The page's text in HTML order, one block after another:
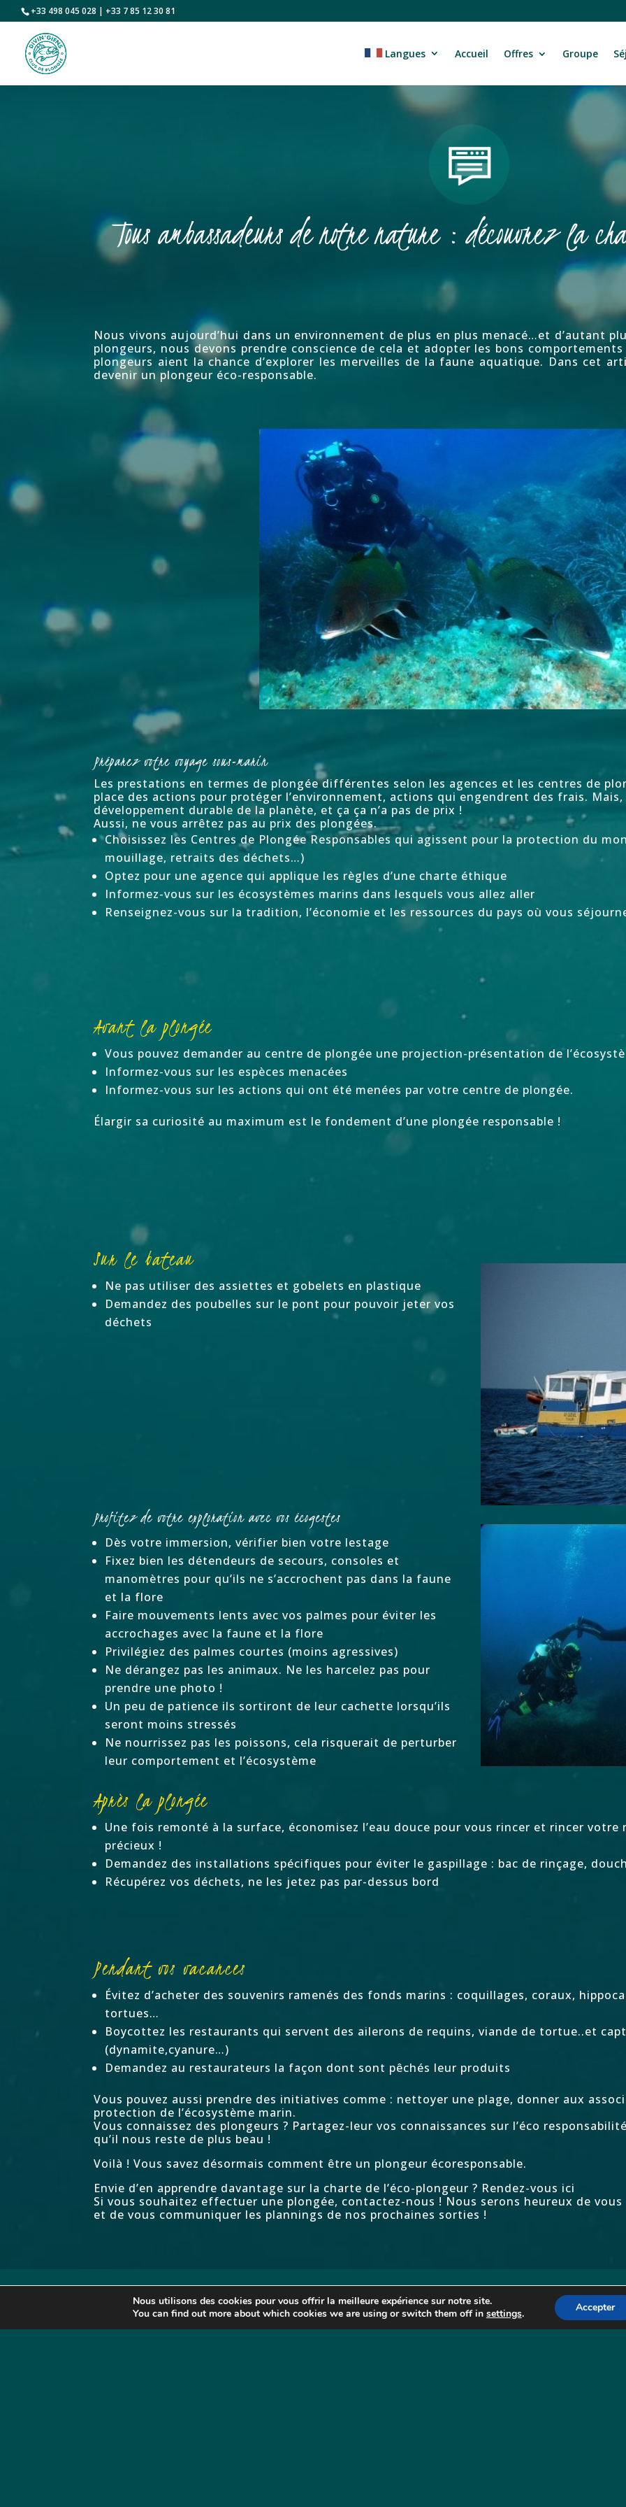
+33 498 045 028 | +33 7 85 12 30 81
Langues Accueil Offres Groupe
Tous ambassadeurs de notre nature : découvrez la
Nous vivons aujourd’hui dans un environnement de plus en plus menacé…et d’autant
plongeurs, nous devons prendre conscience de cela et adopter les bons
plongeurs aient la chance d’explorer les merveilles de la faune aquatique. Dans cet
devenir un plongeur éco-responsable.
Préparez votre voyage sous-marin
Les prestations en termes de plongée différentes selon les agences et les centres de
place des actions pour protéger l’environnement, actions qui engendrent des frais.
développement durable de la planète, et ça ça n’a pas de prix !
Aussi, ne vous arrêtez pas au prix des plongées.
Choisissez les Centres de Plongée Responsables qui agissent pour la protection du
mouillage, retraits des déchets…)
Optez pour une agence qui applique les règles d’une charte éthique
Informez-vous sur les écosystèmes marins dans lesquels vous allez aller
Renseignez-vous sur la tradition, l’économie et les ressources du pays où vous
Avant la plongée
Vous pouvez demander au centre de plongée une projection-présentation de
Informez-vous sur les espèces menacées
Informez-vous sur les actions qui ont été menées par votre centre de plongée.
Élargir sa curiosité au maximum est le fondement d’une plongée responsable !
Sur le bateau
Ne pas utiliser des assiettes et gobelets en plastique
Demandez des poubelles sur le pont pour pouvoir jeter vos
déchets
Profitez de votre exploration avec vos écogestes
Dès votre immersion, vérifier bien votre lestage
Fixez bien les détendeurs de secours, consoles et
manomètres pour qu’ils ne s’accrochent pas dans la faune
et la flore
Faire mouvements lents avec vos palmes pour éviter les
accrochages avec la faune et la flore
Privilégiez des palmes courtes (moins agressives)
Ne dérangez pas les animaux. Ne les harcelez pas pour
prendre une photo !
Un peu de patience ils sortiront de leur cachette lorsqu’ils
seront moins stressés
Ne nourrissez pas les poissons, cela risquerait de perturber
leur comportement et l’écosystème
Après la plongée
Une fois remonté à la surface, économisez l’eau douce pour vous rincer et rincer votre
précieux !
Demandez des installations spécifiques pour éviter le gaspillage : bac de rinçage,
Récupérez vos déchets, ne les jetez pas par-dessus bord
Pendant vos vacances
Évitez d’acheter des souvenirs ramenés des fonds marins : coquillages, coraux,
tortues…
Boycottez les restaurants qui servent des ailerons de requins, viande de tortue..et
(dynamite,cyanure…)
Demandez au restaurateurs la façon dont sont pêchés leur produits
Vous pouvez aussi prendre des initiatives comme : nettoyer une plage, donner aux
protection de l’écosystème marin.
Vous connaissez des plongeurs ? Partagez-leur vos connaissances sur l’éco
qu’il nous reste de plus beau !
Voilà ! Vous savez désormais comment être un plongeur écoresponsable.
Envie d’en apprendre davantage sur la charte de l’éco-plongeur ? Rendez-vous ici
Si vous souhaitez effectuer une plongée, contactez-nous ! Nous serons heureux de
et de vous communiquer les plannings de nos prochaines sorties !
Nous utilisons des cookies pour vous offrir la meilleure expérience sur notre site.
You can find out more about which cookies we are using or switch them off in settings. Accepter